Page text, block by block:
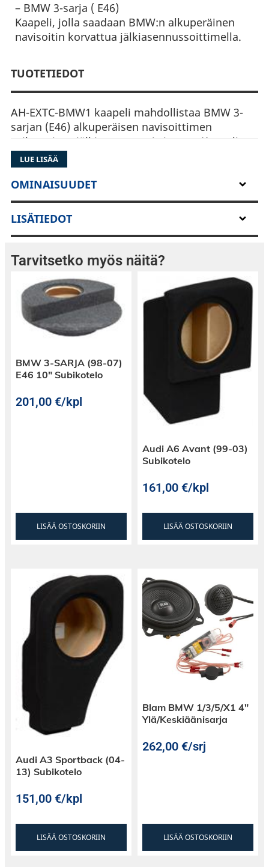
– BMW 3-sarja ( E46)
Kaapeli, jolla saadaan BMW:n alkuperäinen
navisoitin korvattua jälkiasennussoittimella.
TUOTETIEDOT
AH-EXTC-BMW1 kaapeli mahdollistaa BMW 3-
sarjan (E46) alkuperäisen navisoittimen
vaihtamisen jälkiasennussoittimeen. Kaapeli
vastaa täysin OEM-laatua.
Kaapeli kytketään tavaratilan pohjalla olevaan
naviyksikön kaapeliin.
Asennuksessa tarvitaan soittimen taakse joko
ISO-liitinadapteri tai vaihtoehtoisesti
rattikaukosäädinadapteri.
Kaapeli, jolla saadaan vaihdettua auton
alkuperäinen navisoitin
jälkiasennussoittimeen
Sisältää antennikaapelin
OEM-laatua
LUE LISÄÄ
OMINAISUUDET
LISÄTIEDOT
Tarvitsetko myös näitä?
BMW 3-SARJA (98-07)
E46 10″ Subikotelo
201,00€/kpl
LISÄÄ OSTOSKORIIN
Audi A6 Avant (99-03)
Subikotelo
161,00€/kpl
LISÄÄ OSTOSKORIIN
Audi A3 Sportback (04-
13) Subikotelo
151,00€/kpl
LISÄÄ OSTOSKORIIN
Blam BMW 1/3/5/X1 4″
Ylä/Keskiäänisarja
262,00€/srj
LISÄÄ OSTOSKORIIN